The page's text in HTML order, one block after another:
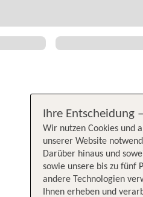
Ihre Entscheidung
Wir nutzen Cookies und
unserer Website
Darüber hinaus und
sowie unsere bis zu fünf
andere Technologien
Ihnen erheben und